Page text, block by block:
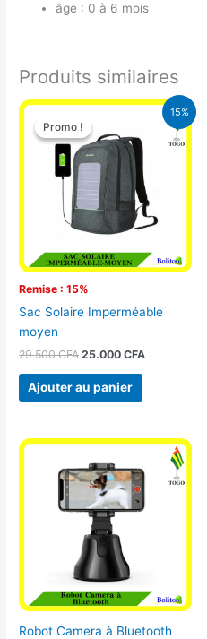
âge : 0 à 6 mois
Produits similaires
15%
Promo !
Remise : 15%
Promo !
Sac Solaire Imperméable
moyen
29.500CFA
Le
prix
initial
était :
29.500 CFA.
25.000CFA
Le
prix
actuel
Ajouter au panier
Robot Camera à Bluetooth